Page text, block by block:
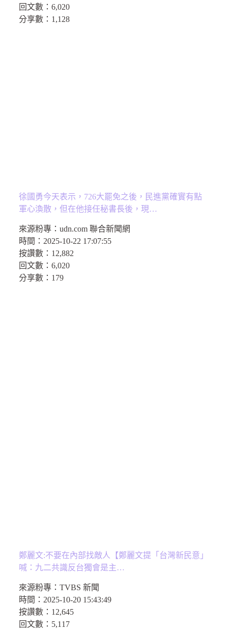
回文數： 6,020
分享數： 1,128
徐國勇今天表示，726大罷免之後，民進黨確實有點
軍心渙散，但在他接任秘書長後，現…
來源粉專： udn.com 聯合新聞網
時間： 2025-10-22 17:07:55
按讚數： 12,882
回文數： 6,020
分享數： 179
鄭麗文:不要在內部找敵人【鄭麗文提「台灣新民意」
喊：九二共識反台獨會是主…
來源粉專： TVBS 新聞
時間： 2025-10-20 15:43:49
按讚數： 12,645
回文數： 5,117